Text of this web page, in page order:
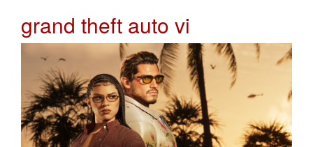
grand theft auto vi